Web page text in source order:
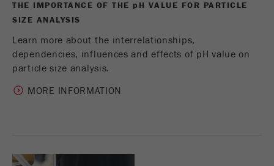
THE IMPORTANCE OF THE p H VALUE FOR PARTICLE
SIZE ANALYSIS
Learn more about the interrelationships,
dependencies, influences and effects of pH value on
particle size analysis.
MORE INFORMATION